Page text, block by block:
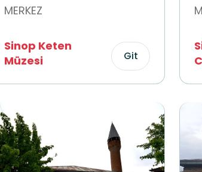
MERKEZ
Sinop Keten
Müzesi
Git